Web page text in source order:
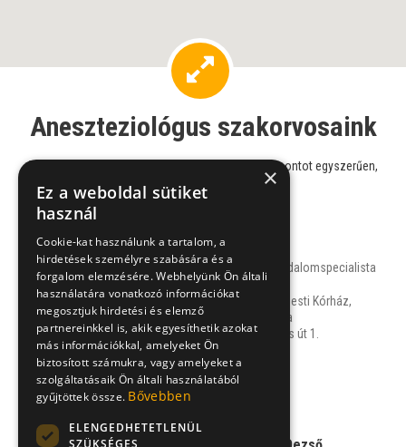
Aneszteziológus szakorvosaink
Válasszon szakorvosaink közül, és foglaljon időpontot egyszerűen,
Dr. Budai Erika
aneszteziológus, fájdalomspecialista
Jahn Ferenc Dél-Pesti Kórház,
Fájdalom Ambulancia
1204 Budapest, Köves út 1.
NÉVJEGY
×
Ez a weboldal sütiket
használ
Cookie-kat használunk a tartalom, a
hirdetések személyre szabására és a
forgalom elemzésére. Webhelyünk Ön általi
használatára vonatkozó információkat
megosztjuk hirdetési és elemző
partnereinkkel is, akik egyesíthetik azokat
más információkkal, amelyeket Ön
biztosított számukra, vagy amelyeket a
szolgáltatásaik Ön általi használatából
gyűjtöttek össze. Bővebben
ELENGEDHETETLENÜL
SZÜKSÉGES